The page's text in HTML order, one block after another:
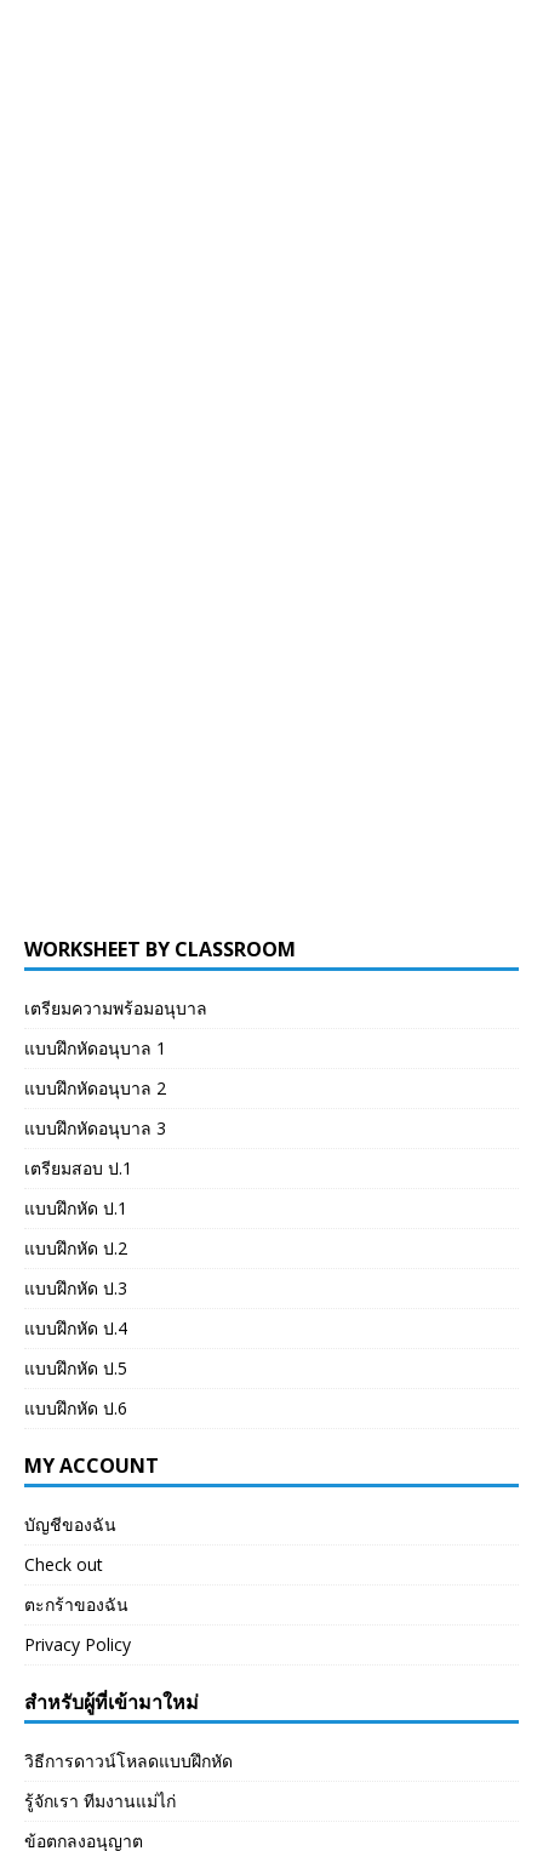
WORKSHEET BY CLASSROOM
เตรียมความพร้อมอนุบาล
แบบฝึกหัดอนุบาล 1
แบบฝึกหัดอนุบาล 2
แบบฝึกหัดอนุบาล 3
เตรียมสอบ ป.1
แบบฝึกหัด ป.1
แบบฝึกหัด ป.2
แบบฝึกหัด ป.3
แบบฝึกหัด ป.4
แบบฝึกหัด ป.5
แบบฝึกหัด ป.6
MY ACCOUNT
บัญชีของฉัน
Check out
ตะกร้าของฉัน
Privacy Policy
สำหรับผู้ที่เข้ามาใหม่
วิธีการดาวน์โหลดแบบฝึกหัด
รู้จักเรา ทีมงานแม่ไก่
ข้อตกลงอนุญาต